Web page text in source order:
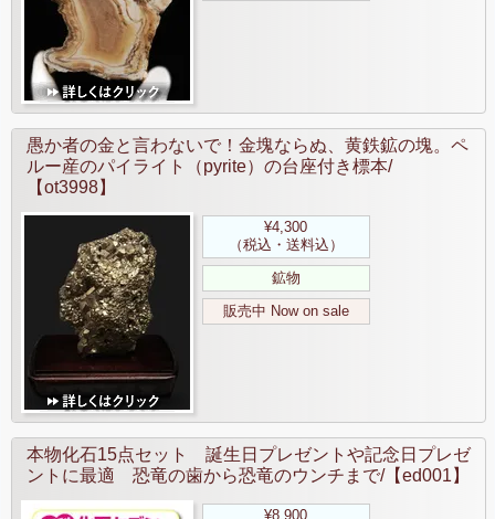
愚か者の金と言わないで！金塊ならぬ、黄鉄鉱の塊。ペ
ルー産のパイライト（pyrite）の台座付き標本/
【ot3998】
¥4,300
（税込・送料込）
鉱物
販売中 Now on sale
本物化石15点セット 誕生日プレゼントや記念日プレゼ
ントに最適 恐竜の歯から恐竜のウンチまで/【ed001】
¥8,900